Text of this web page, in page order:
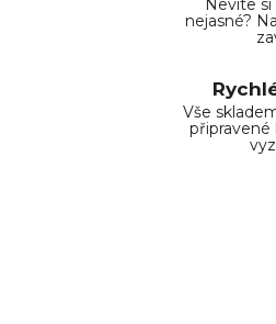
Nevíte si
nejasné?
Vše
připravené